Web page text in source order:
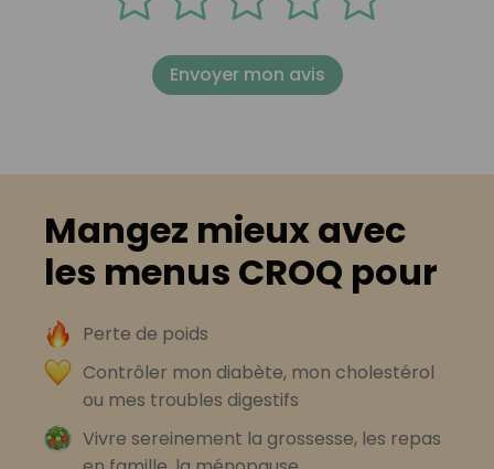
Envoyer mon avis
Mangez mieux avec
les menus CROQ pour
Perte de poids
Contrôler mon diabète, mon cholestérol
ou mes troubles digestifs
Vivre sereinement la grossesse, les repas